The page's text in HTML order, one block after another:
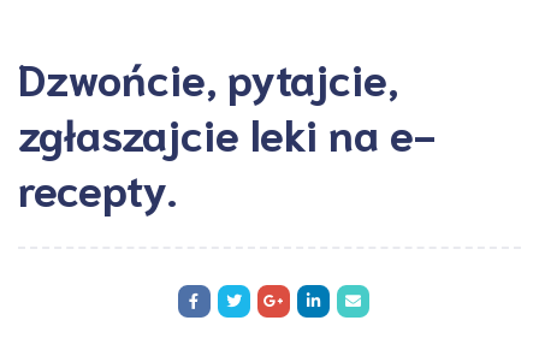
Dzwońcie, pytajcie,
zgłaszajcie leki na e-
recepty.